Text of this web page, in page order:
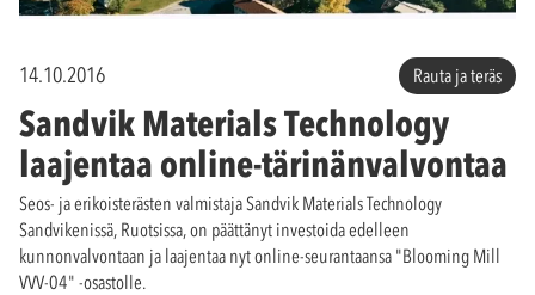
14.10.2016 Rauta ja teräs
Sandvik Materials Technology
laajentaa online-tärinänvalvontaa
Seos- ja erikoisterästen valmistaja Sandvik Materials Technology
Sandvikenissä, Ruotsissa, on päättänyt investoida edelleen
kunnonvalvontaan ja laajentaa nyt online-seurantaansa "Blooming Mill
VVV-04" -osastolle.